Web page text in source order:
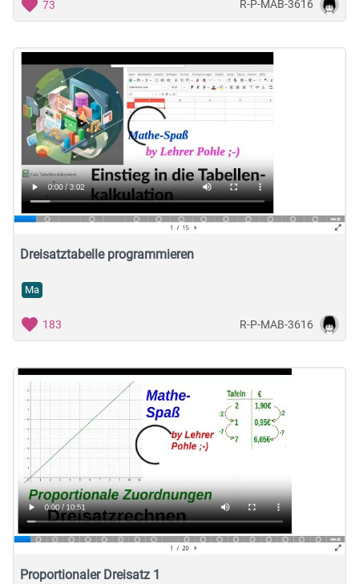
73 R-P-MAB-3616
Dreisatztabelle programmieren
Ma
183 R-P-MAB-3616
Proportionaler Dreisatz 1